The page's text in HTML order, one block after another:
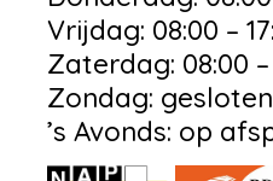
Vrijdag: 08:00 –
Zaterdag: 08:00 –
Zondag: gesloten
’s Avonds: op